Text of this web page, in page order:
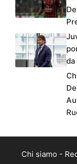
Chi siamo -